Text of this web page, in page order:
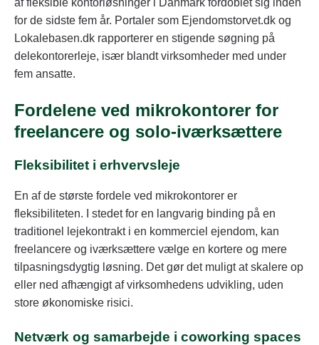
af fleksible kontorløsninger i Danmark fordoblet sig inden
for de sidste fem år. Portaler som Ejendomstorvet.dk og
Lokalebasen.dk rapporterer en stigende søgning på
delekontorerleje, især blandt virksomheder med under
fem ansatte.
Fordelene ved mikrokontorer for
freelancere og solo-iværksættere
Fleksibilitet i erhvervsleje
En af de største fordele ved mikrokontorer er
fleksibiliteten. I stedet for en langvarig binding på en
traditionel lejekontrakt i en kommerciel ejendom, kan
freelancere og iværksættere vælge en kortere og mere
tilpasningsdygtig løsning. Det gør det muligt at skalere op
eller ned afhængigt af virksomhedens udvikling, uden
store økonomiske risici.
Netværk og samarbejde i coworking spaces